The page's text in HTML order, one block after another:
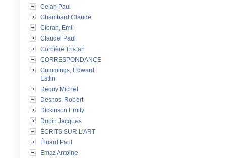
Celan Paul
Chambard Claude
Cioran, Emil
Claudel Paul
Corbière Tristan
CORRESPONDANCE
Cummings, Edward
Estlin
Deguy Michel
Desnos, Robert
Dickinson Emily
Dupin Jacques
ÉCRITS SUR L'ART
Éluard Paul
Emaz Antoine